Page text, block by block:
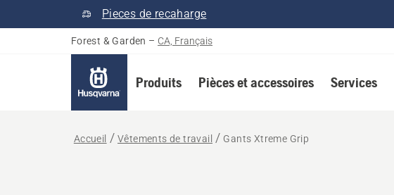
Pieces de recaharge
Forest & Garden – CA, Français
Produits Pièces et accessoires Services
Accueil Vêtements de travail Gants Xtreme Grip